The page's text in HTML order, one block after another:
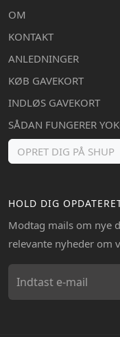
OM
KONTAKT
ANLEDNINGER
KØB GAVEKORT
INDLØS GAVEKORT
SÅDAN FUNGERER
OPRET DIG PÅ SHUP
HOLD DIG
Modtag mails om nye
relevante nyheder om